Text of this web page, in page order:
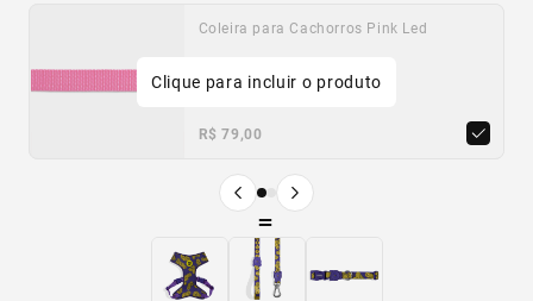
Coleira para Cachorros Pink Led
PP P M G
R$ 79,00
Porta-Saquinhos Higiênicos
Único
R$ 54,90
Clique para incluir o produto
Produto anterior
Próximo produto
=